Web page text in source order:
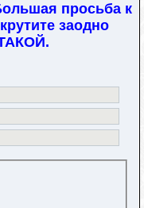
просьба к
заодно